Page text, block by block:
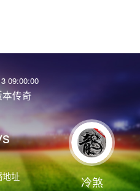
09:00:00
传奇
地址 冷煞